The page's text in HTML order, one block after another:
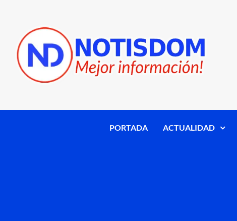
PORTADA ACTUALIDAD